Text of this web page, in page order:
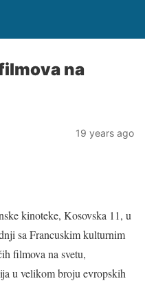
na
19 years ago
kinoteke, Kosovska 11, u
sa Francuskim kulturnim
filmova na svetu,
u velikom broju evropskih